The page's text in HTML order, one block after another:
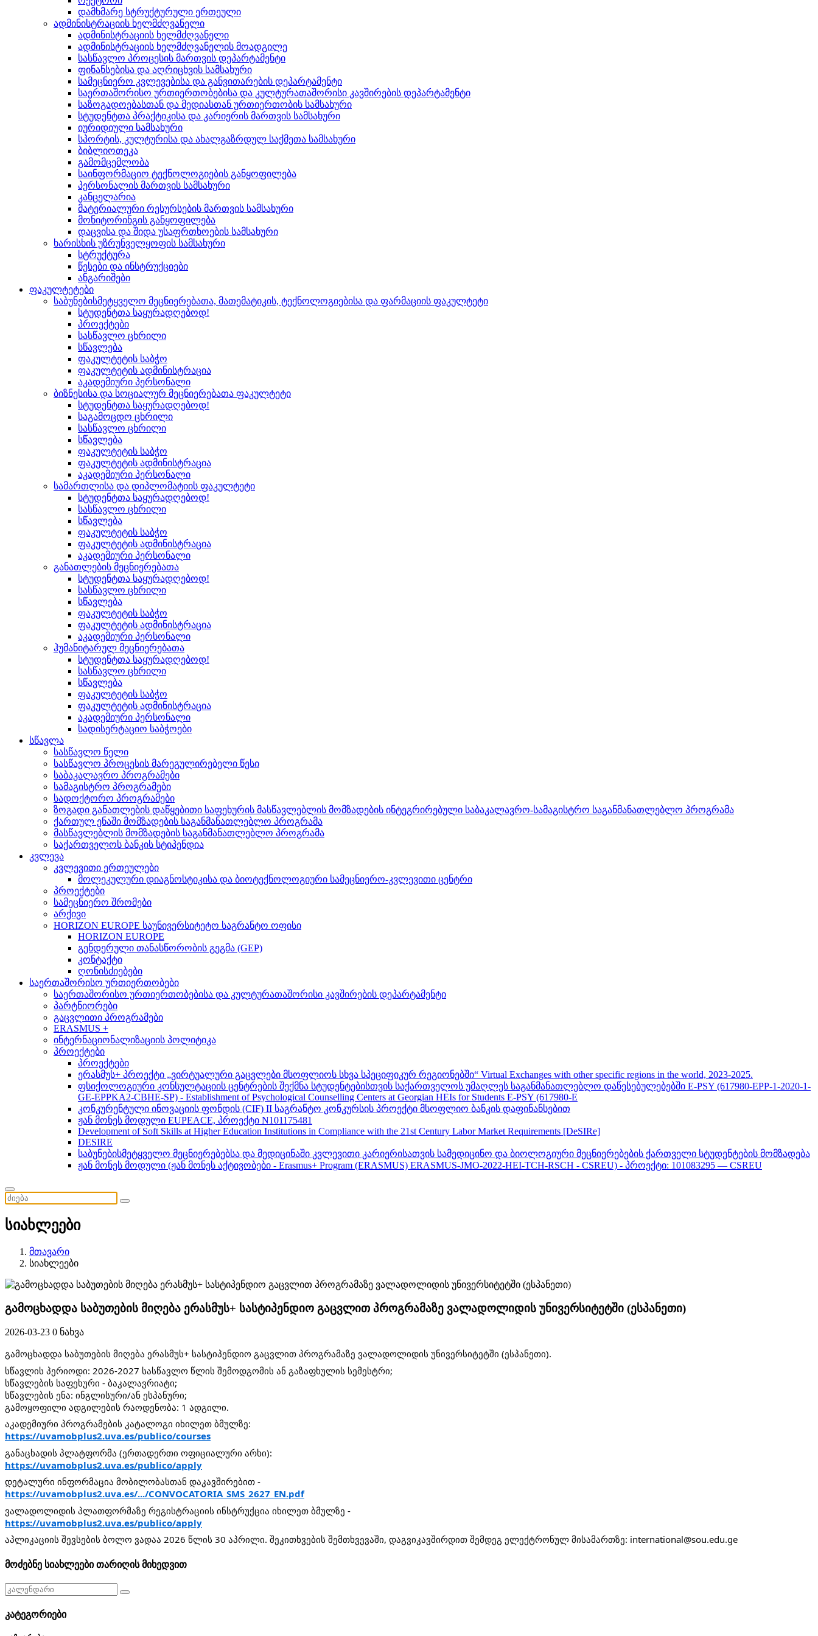
დამხმარე სტრუქტურული ერთეული
ადმინისტრაციის ხელმძღვანელი
ადმინისტრაციის ხელმძღვანელი
ადმინისტრაციის ხელმძღვანელის მოადგილე
სასწავლო პროცესის მართვის დეპარტამენტი
ფინანსებისა და აღრიცხვის სამსახური
სამეცნიერო კვლევებისა და განვითარების დეპარტამენტი
საერთაშორისო ურთიერთობებისა და კულტურათაშორისი კავშირების დეპარტამენტი
საზოგადოებასთან და მედიასთან ურთიერთობის სამსახური
სტუდენტთა პრაქტიკისა და კარიერის მართვის სამსახური
იურიდიული სამსახური
სპორტის, კულტურისა და ახალგაზრდულ საქმეთა სამსახური
ბიბლიოთეკა
გამომცემლობა
საინფორმაციო ტექნოლოგიების განყოფილება
პერსონალის მართვის სამსახური
კანცელარია
მატერიალური რესურსების მართვის სამსახური
მონიტორინგის განყოფილება
დაცვისა და შიდა უსაფრთხოების სამსახური
ხარისხის უზრუნველყოფის სამსახური
სტრუქტურა
წესები და ინსტრუქციები
ანგარიშები
ფაკულტეტები
საბუნებისმეტყველო მეცნიერებათა, მათემატიკის, ტექნოლოგიებისა და ფარმაციის ფაკულტეტი
სტუდენტთა საყურადღებოდ!
პროექტები
სასწავლო ცხრილი
სწავლება
ფაკულტეტის საბჭო
ფაკულტეტის ადმინისტრაცია
აკადემიური პერსონალი
ბიზნესისა და სოციალურ მეცნიერებათა ფაკულტეტი
სტუდენტთა საყურადღებოდ!
საგამოცდო ცხრილი
სასწავლო ცხრილი
სწავლება
ფაკულტეტის საბჭო
ფაკულტეტის ადმინისტრაცია
აკადემიური პერსონალი
სამართლისა და დიპლომატიის ფაკულტეტი
სტუდენტთა საყურადღებოდ!
სასწავლო ცხრილი
სწავლება
ფაკულტეტის საბჭო
ფაკულტეტის ადმინისტრაცია
აკადემიური პერსონალი
განათლების მეცნიერებათა
სტუდენტთა საყურადღებოდ!
სასწავლო ცხრილი
სწავლება
ფაკულტეტის საბჭო
ფაკულტეტის ადმინისტრაცია
აკადემიური პერსონალი
ჰუმანიტარულ მეცნიერებათა
სტუდენტთა საყურადღებოდ!
სასწავლო ცხრილი
სწავლება
ფაკულტეტის საბჭო
ფაკულტეტის ადმინისტრაცია
აკადემიური პერსონალი
სადისერტაციო საბჭოები
სწავლა
სასწავლო წელი
სასწავლო პროცესის მარეგულირებელი წესი
საბაკალავრო პროგრამები
სამაგისტრო პროგრამები
სადოქტორო პროგრამები
ზოგადი განათლების დაწყებითი საფეხურის მასწავლებლის მომზადების ინტეგრირებული საბაკალავრო-სამაგისტრო საგანმანათლებლო პროგრამა
ქართულ ენაში მომზადების საგანმანათლებლო პროგრამა
მასწავლებლის მომზადების საგანმანათლებლო პროგრამა
საქართველოს ბანკის სტიპენდია
კვლევა
კვლევითი ერთეულები
მოლეკულური დიაგნოსტიკისა და ბიოტექნოლოგიური სამეცნიერო-კვლევითი ცენტრი
პროექტები
სამეცნიერო შრომები
არქივი
HORIZON EUROPE საუნივერსიტეტო საგრანტო ოფისი
HORIZON EUROPE
გენდერული თანასწორობის გეგმა (GEP)
კონტაქტი
ღონისძიებები
საერთაშორისო ურთიერთობები
საერთაშორისო ურთიერთობებისა და კულტურათაშორისი კავშირების დეპარტამენტი
პარტნიორები
გაცვლითი პროგრამები
ERASMUS +
ინტერნაციონალიზაციის პოლიტიკა
პროექტები
პროექტები
ერასმუს+ პროექტი „ვირტუალური გაცვლები მსოფლიოს სხვა სპეციფიკურ რეგიონებში“ Virtual Exchanges with other specific regions in the world, 2023-2025.
ფსიქოლოგიური კონსულტაციის ცენტრების შექმნა სტუდენტებისთვის საქართველოს უმაღლეს საგანმანათლებლო დაწესებულებებში E-PSY (617980-EPP-1-2020-1-
GE-EPPKA2-CBHE-SP) - Establishment of Psychological Counselling Centers at Georgian HEIs for Students E-PSY (617980-E
კონკურენტული ინოვაციის ფონდის (CIF) II საგრანტო კონკურსის პროექტი მსოფლიო ბანკის დაფინანსებით
ჟან მონეს მოდული EUPEACE, პროექტი N101175481
Development of Soft Skills at Higher Education Institutions in Compliance with the 21st Century Labor Market Requirements [DeSIRe]
DESIRE
საბუნებისმეტყველო მეცნიერებებსა და მედიცინაში კვლევითი კარიერისათვის სამედიცინო და ბიოლოგიური მეცნიერებების ქართველი სტუდენტების მომზადება
ჟან მონეს მოდული (ჟან მონეს აქტივობები - Erasmus+ Program (ERASMUS) ERASMUS-JMO-2022-HEI-TCH-RSCH - CSREU) - პროექტი: 101083295 — CSREU
სიახლეები
მთავარი
სიახლეები
გამოცხადდა საბუთების მიღება ერასმუს+ სასტიპენდიო გაცვლით პროგრამაზე ვალადოლიდის უნივერსიტეტში (ესპანეთი)
2026-03-23 0 ნახვა
გამოცხადდა საბუთების მიღება ერასმუს+ სასტიპენდიო გაცვლით პროგრამაზე ვალადოლიდის უნივერსიტეტში (ესპანეთი).
სწავლის პერიოდი: 2026-2027 სასწავლო წლის შემოდგომის ან გაზაფხულის სემესტრი;
სწავლების საფეხური - ბაკალავრიატი;
სწავლების ენა: ინგლისური/ან ესპანური;
გამოყოფილი ადგილების რაოდენობა: 1 ადგილი.
აკადემიური პროგრამების კატალოგი იხილეთ ბმულზე:
https://uvamobplus2.uva.es/publico/courses
განაცხადის პლატფორმა (ერთადერთი ოფიციალური არხი):
https://uvamobplus2.uva.es/publico/apply
დეტალური ინფორმაცია მობილობასთან დაკავშირებით -
https://uvamobplus2.uva.es/.../CONVOCATORIA_SMS_2627_EN.pdf
ვალადოლიდის პლათფორმაზე რეგისტრაციის ინსტრუქცია იხილეთ ბმულზე -
https://uvamobplus2.uva.es/publico/apply
აპლიკაციის შევსების ბოლო ვადაა 2026 წლის 30 აპრილი. შეკითხვების შემთხვევაში, დაგვიკავშირდით შემდეგ ელექტრონულ მისამართზე: international@sou.edu.ge
მოძებნე სიახლეები თარიღის მიხედვით
კატეგორიები